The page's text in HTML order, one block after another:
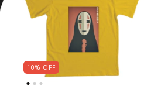
10% OFF